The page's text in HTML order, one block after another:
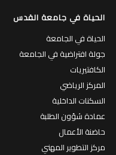
الحياة في جامعة القدس
الحياة في الجامعة
جولة افتراضية في الجامعة
الكافتيريات
المركز الرياضي
السكنات الداخلية
عمادة شؤون الطلبة
حاضنة الأعمال
مركز التطوير المهني